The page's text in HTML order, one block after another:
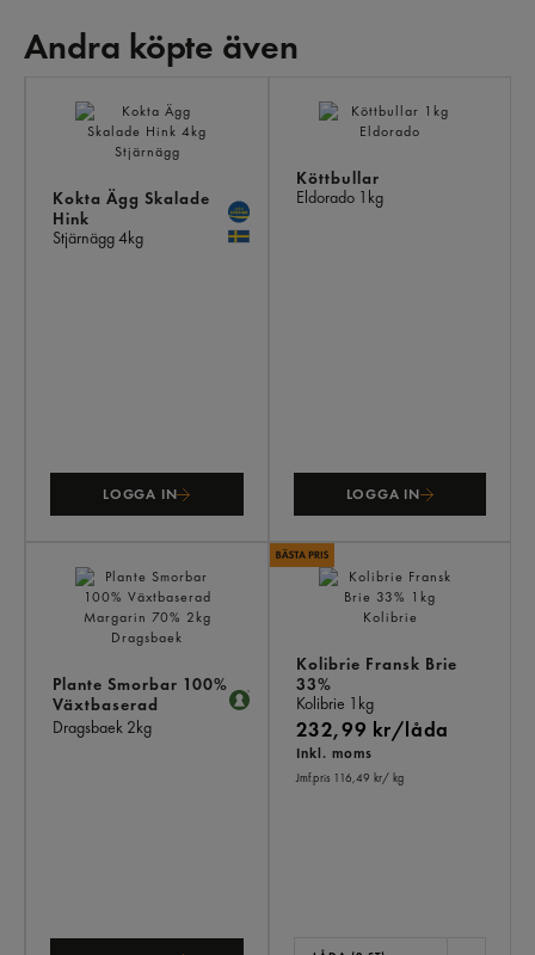
Andra köpte även
Kokta Ägg Skalade
Hink
Stjärnägg4kg
LOGGA IN
Köttbullar
Eldorado 1kg
LOGGA IN
Plante Smorbar 100%
Växtbaserad
Margarin 70%
Dragsbaek 2kg
Kolibrie Fransk Brie
33%
Kolibrie 1kg
232,99 kr/låda
Inkl. moms
Jmf.pris 116,49 kr/ kg